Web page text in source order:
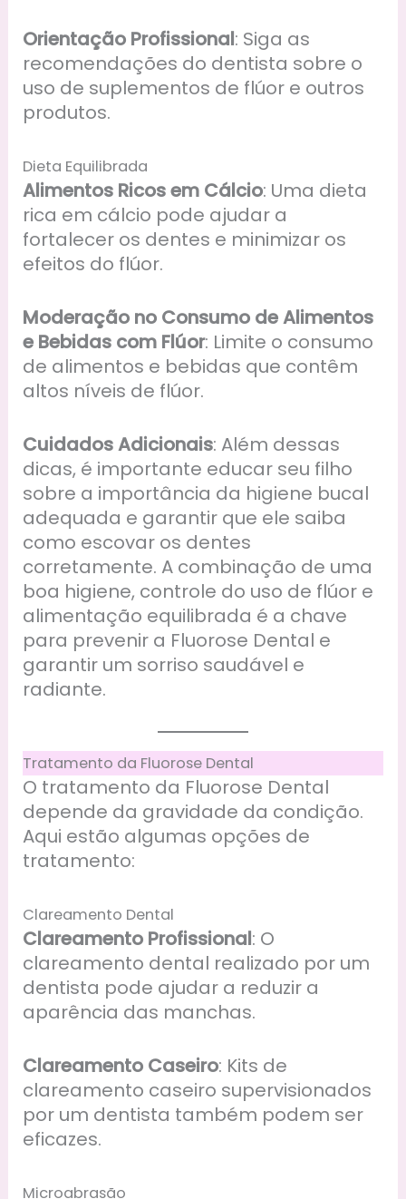
Orientação Profissional: Siga as
recomendações do dentista sobre o
uso de suplementos de flúor e outros
produtos.
Dieta Equilibrada
Alimentos Ricos em Cálcio: Uma dieta
rica em cálcio pode ajudar a
fortalecer os dentes e minimizar os
efeitos do flúor.
Moderação no Consumo de Alimentos
e Bebidas com Flúor: Limite o consumo
de alimentos e bebidas que contêm
altos níveis de flúor.
Cuidados Adicionais: Além dessas
dicas, é importante educar seu filho
sobre a importância da higiene bucal
adequada e garantir que ele saiba
como escovar os dentes
corretamente. A combinação de uma
boa higiene, controle do uso de flúor e
alimentação equilibrada é a chave
para prevenir a Fluorose Dental e
garantir um sorriso saudável e
radiante.
Tratamento da Fluorose Dental
O tratamento da Fluorose Dental
depende da gravidade da condição.
Aqui estão algumas opções de
tratamento:
Clareamento Dental
Clareamento Profissional: O
clareamento dental realizado por um
dentista pode ajudar a reduzir a
aparência das manchas.
Clareamento Caseiro: Kits de
clareamento caseiro supervisionados
por um dentista também podem ser
eficazes.
Microabrasão